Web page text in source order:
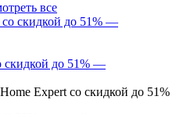
все
скидкой до 51% —
Expert со скидкой до 51%